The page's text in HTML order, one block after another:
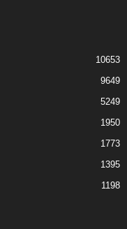
10653
9649
5249
1950
1773
1395
1198